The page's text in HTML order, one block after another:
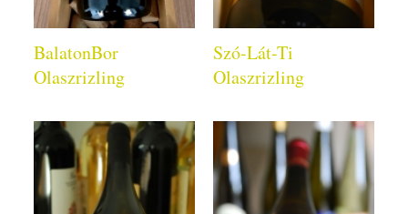
BalatonBor
Olaszrizling
Szó-Lát-Ti
Olaszrizling